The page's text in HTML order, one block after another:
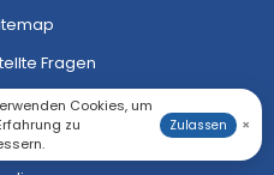
Fragen
Cookies, um
zu
Zulassen ×